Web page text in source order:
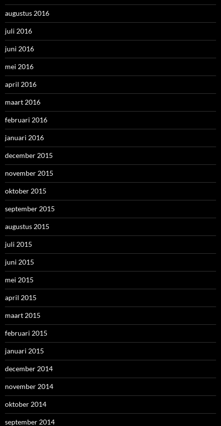
augustus 2016
juli 2016
juni 2016
mei 2016
april 2016
maart 2016
februari 2016
januari 2016
december 2015
november 2015
oktober 2015
september 2015
augustus 2015
juli 2015
juni 2015
mei 2015
april 2015
maart 2015
februari 2015
januari 2015
december 2014
november 2014
oktober 2014
september 2014